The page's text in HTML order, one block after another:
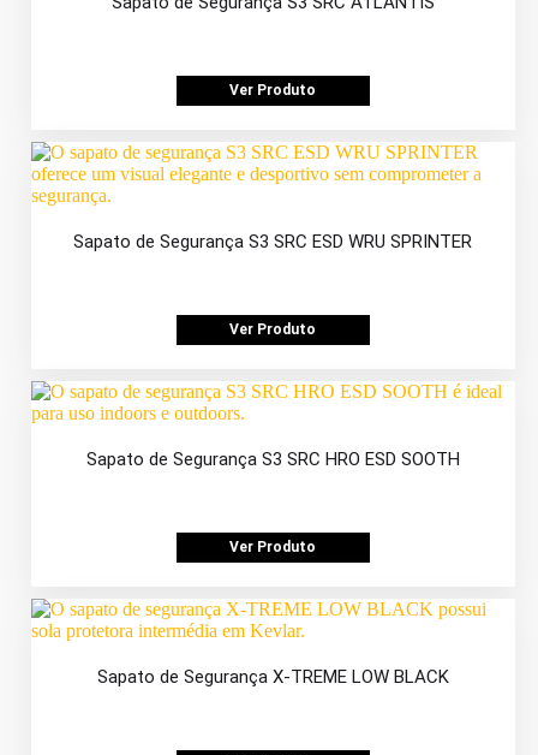
Ver Produto
Sapato de Segurança S3 SRC ESD WRU SPRINTER
Ver Produto
Sapato de Segurança S3 SRC HRO ESD SOOTH
Ver Produto
Sapato de Segurança X-TREME LOW BLACK